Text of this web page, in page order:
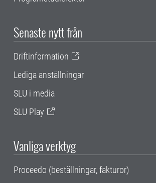
Senaste nytt från
Driftinformation
Lediga anställningar
SLU i media
SLU Play
Vanliga verktyg
Proceedo (beställningar, fakturor)